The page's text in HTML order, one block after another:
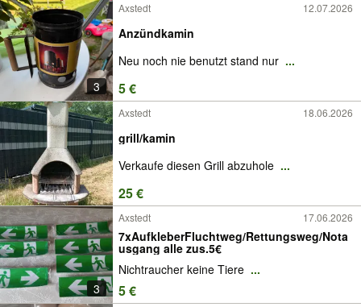
3
Axstedt 12.07.2026
Anzündkamin
Neu noch nie benutzt stand nur ...
5 €
Axstedt 18.06.2026
grill/kamin
Verkaufe diesen Grill abzuhole ...
25 €
3
Axstedt 17.06.2026
7xAufkleberFluchtweg/Rettungsweg/Nota
usgang alle zus.5€
Nichtraucher keine Tiere ...
5 €